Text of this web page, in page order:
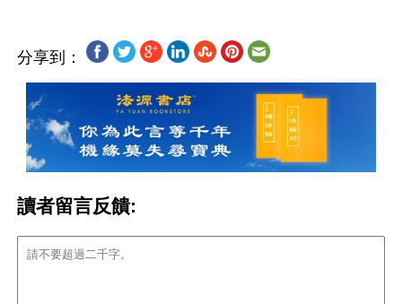
分享到：
讀者留言反饋: